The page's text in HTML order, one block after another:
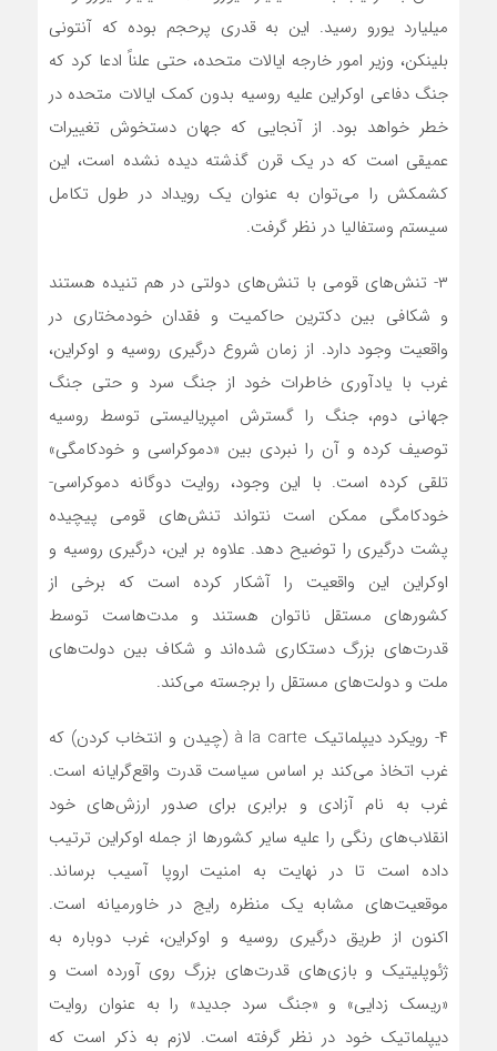
میلیارد یورو رسید. این به قدری پرحجم بوده که آنتونی
بلینکن، وزیر امور خارجه ایالات متحده، حتی علناً ادعا کرد که
جنگ دفاعی اوکراین علیه روسیه بدون کمک ایالات متحده در
خطر خواهد بود. از آنجایی که جهان دستخوش تغییرات
عمیقی است که در یک قرن گذشته دیده نشده است، این
کشمکش را می‌توان به عنوان یک رویداد در طول تکامل
سیستم وستفالیا در نظر گرفت.
۳- تنش‌های قومی با تنش‌های دولتی در هم تنیده هستند
و شکافی بین دکترین حاکمیت و فقدان خودمختاری در
واقعیت وجود دارد. از زمان شروع درگیری روسیه و اوکراین،
غرب با یادآوری خاطرات خود از جنگ سرد و حتی جنگ
جهانی دوم، جنگ را گسترش امپریالیستی توسط روسیه
توصیف کرده و آن را نبردی بین «دموکراسی و خودکامگی»
تلقی کرده است. با این وجود، روایت دوگانه دموکراسی-
خودکامگی ممکن است نتواند تنش‌های قومی پیچیده
پشت درگیری را توضیح دهد. علاوه بر این، درگیری روسیه و
اوکراین این واقعیت را آشکار کرده است که برخی از
کشورهای مستقل ناتوان هستند و مدت‌هاست توسط
قدرت‌های بزرگ دستکاری شده‌اند و شکاف بین دولت‌های
ملت و دولت‌های مستقل را برجسته می‌کند.
۴- رویکرد دیپلماتیک à la carte (چیدن و انتخاب کردن) که
غرب اتخاذ می‌کند بر اساس سیاست قدرت واقع‌گرایانه است.
غرب به نام آزادی و برابری برای صدور ارزش‌های خود
انقلاب‌های رنگی را علیه سایر کشورها از جمله اوکراین ترتیب
داده است تا در نهایت به امنیت اروپا آسیب برساند.
موقعیت‌های مشابه یک منظره رایج در خاورمیانه است.
اکنون از طریق درگیری روسیه و اوکراین، غرب دوباره به
ژئوپلیتیک و بازی‌های قدرت‌های بزرگ روی آورده است و
«ریسک زدایی» و «جنگ سرد جدید» را به عنوان روایت
دیپلماتیک خود در نظر گرفته است. لازم به ذکر است که